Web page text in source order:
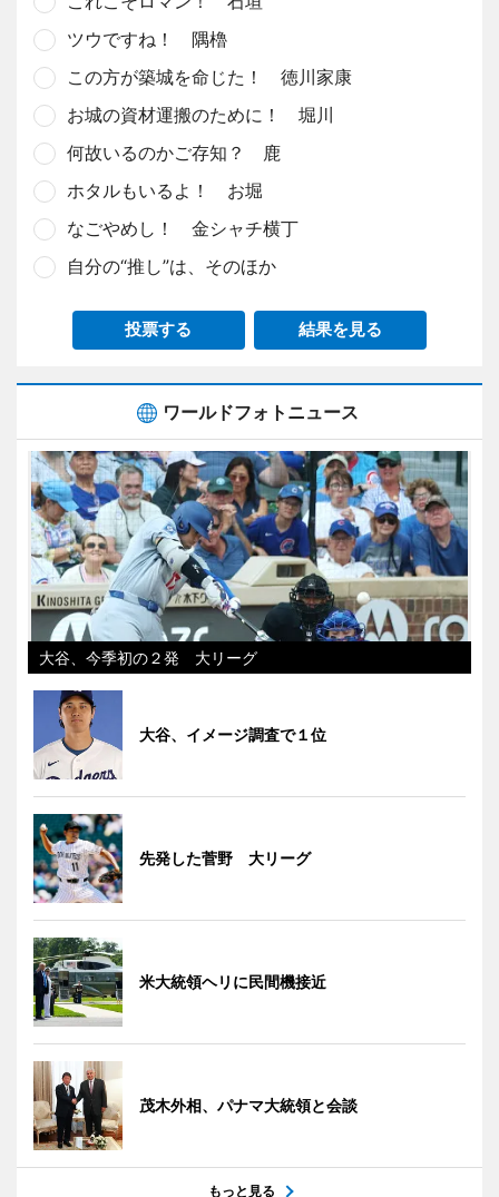
ツウですね！ 隅櫓
この方が築城を命じた！ 徳川家康
お城の資材運搬のために！ 堀川
何故いるのかご存知？ 鹿
ホタルもいるよ！ お堀
なごやめし！ 金シャチ横丁
自分の“推し”は、そのほか
投票する 結果を見る
ワールドフォトニュース
大谷、今季初の２発 大リーグ
大谷、イメージ調査で１位
先発した菅野 大リーグ
米大統領ヘリに民間機接近
茂木外相、パナマ大統領と会談
もっと見る